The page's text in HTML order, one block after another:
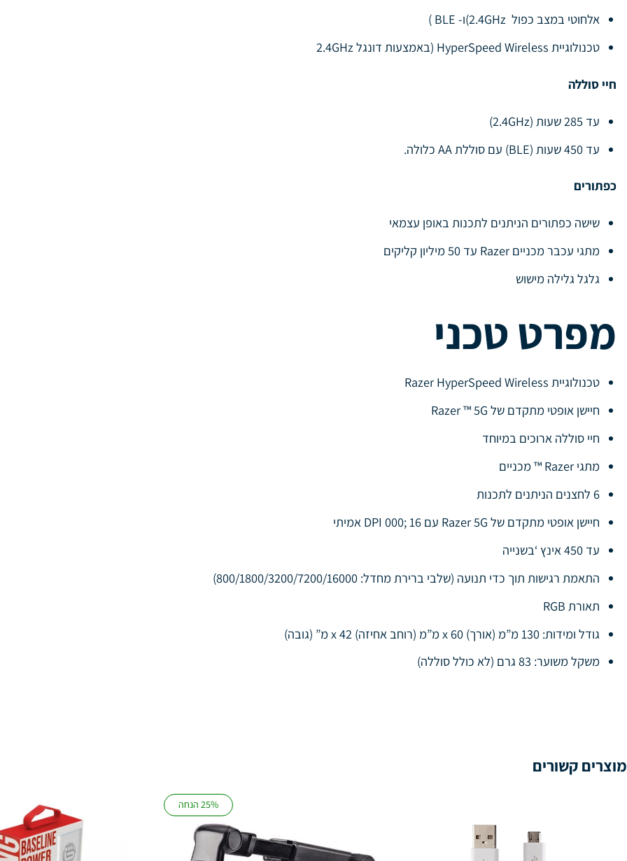
אלחוטי במצב כפול 2.4GHz)ו- BLE )
טכנולוגיית HyperSpeed Wireless (באמצעות דונגל 2.4GHz
חיי סוללה
עד 285 שעות (2.4GHz)
עד 450 שעות (BLE) עם סוללת AA כלולה.
כפתורים
שישה כפתורים הניתנים לתכנות באופן עצמאי
מתגי עכבר מכניים Razer עד 50 מיליון קליקים
גלגל גלילה מישוש
מפרט טכני
טכנולוגיית Razer HyperSpeed Wireless
חיישן אופטי מתקדם של Razer ™ 5G
חיי סוללה ארוכים במיוחד
מתגי Razer ™ מכניים
6 לחצנים הניתנים לתכנות
חיישן אופטי מתקדם של Razer 5G עם 16 ;000 DPI אמיתי
עד 450 אינץ ‘בשנייה
התאמת רגישות תוך כדי תנועה (שלבי ברירת מחדל: 800/1800/3200/7200/16000)
תאורת RGB
גודל ומידות: 130 מ”מ (אורך) x 60 מ”מ (רוחב אחיזה) x 42 מ” (גובה)
משקל משוער: 83 גרם (לא כולל סוללה)
מוצרים קשורים
25% הנחה